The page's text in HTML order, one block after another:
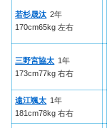
若杉晟汰 2年
170cm65kg 左右
三野宮協太 1年
173cm77kg 右右
遠江颯太 1年
181cm78kg 右右